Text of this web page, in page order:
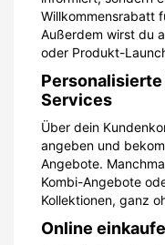
Willkommensrabatt
Außerdem wirst du
oder Produkt-
Services
Über dein
angeben und
Angebote.
Kombi-Angebote
Kollektionen, ganz
Online